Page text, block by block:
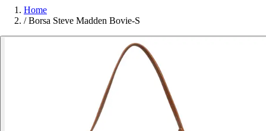
Home
/ Borsa Steve Madden Bovie-S